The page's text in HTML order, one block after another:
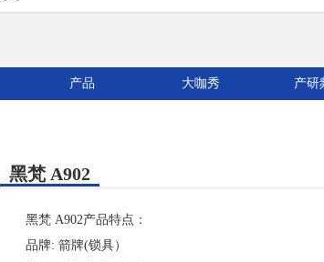
产品 大咖秀 产研
黑梵 A902
黑梵 A902产品特点：
品牌: 箭牌(锁具）